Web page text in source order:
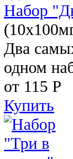
Набор
Два
одном
от 115 Р
Купить